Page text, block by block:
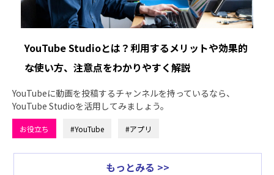
YouTube Studioとは？利用するメリットや効果的
な使い方、注意点をわかりやすく解説
YouTubeに動画を投稿するチャンネルを持っているなら、
YouTube Studioを活用してみましょう。
お役立ち #YouTube #アプリ
もっとみる >>